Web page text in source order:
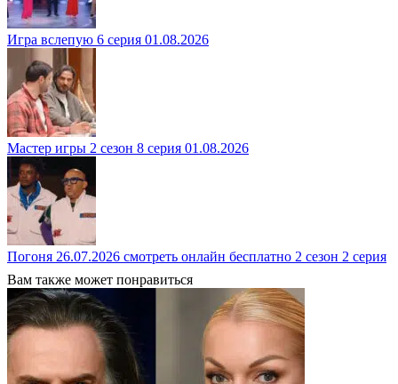
Игра вслепую 6 серия 01.08.2026
Мастер игры 2 сезон 8 серия 01.08.2026
Погоня 26.07.2026 смотреть онлайн бесплатно 2 сезон 2 серия
Вам также может понравиться